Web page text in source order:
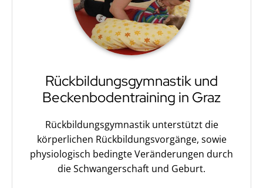
Rückbildungsgymnastik und
Beckenbodentraining in Graz
Rückbildungsgymnastik unterstützt die
körperlichen Rückbildungsvorgänge, sowie
physiologisch bedingte Veränderungen durch
die Schwangerschaft und Geburt.